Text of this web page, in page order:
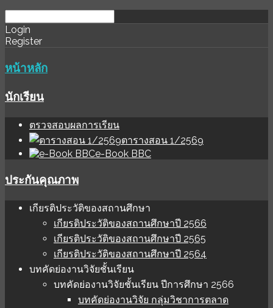
download
software
ihale
sınır
Login
Register
หน้าหลัก
นักเรียน
ตรวจสอบผลการเรียน
ตารางสอน 1/2569
e-Book BBC
ประกันคุณภาพ
เกียรติประวัติของสถานศึกษา
เกียรติประวัติของสถานศึกษาปี 2566
เกียรติประวัติของสถานศึกษาปี 2565
เกียรติประวัติของสถานศึกษาปี 2564
บทคัดย่องานวิจัยชั้นเรียน
บทคัดย่องานวิจัยชั้นเรียน ปีการศึกษา 2566
บทคัดย่องานวิจัย กลุ่มวิชาการตลาด